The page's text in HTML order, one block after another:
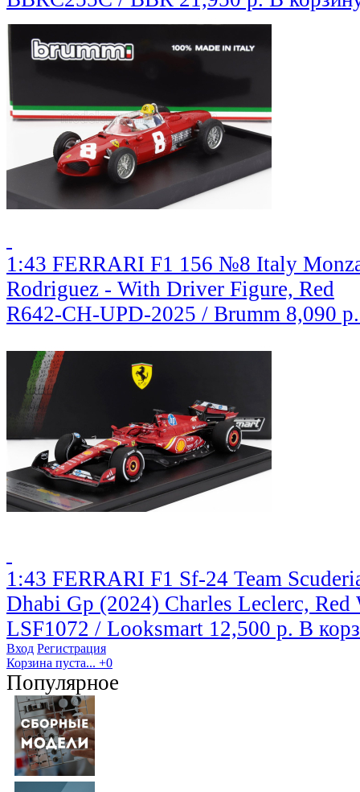
1:43 FERRARI F1 156 №8 Italy
Rodriguez - With Driver Figure, Red
R642-CH-UPD-2025 / Brumm 8,090
1:43 FERRARI F1 Sf-24 Team
Dhabi Gp (2024) Charles Leclerc,
LSF1072 / Looksmart 12,500 р. В
Вход Регистрация
Корзина пуста... +0
Популярное